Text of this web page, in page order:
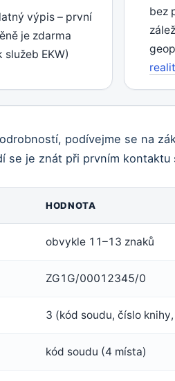
výpis – první
je zdarma
služeb EKW)
bez
podívejme se na
se je znát při prvním kontaktu
HODNOTA
obvykle 11–13 znaků
ZG1G/00012345/0
3 (kód soudu, číslo
kód soudu (4 místa)